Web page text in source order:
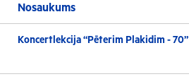
Nosaukums
Koncertlekcija “Pēterim Plakidim - 70”